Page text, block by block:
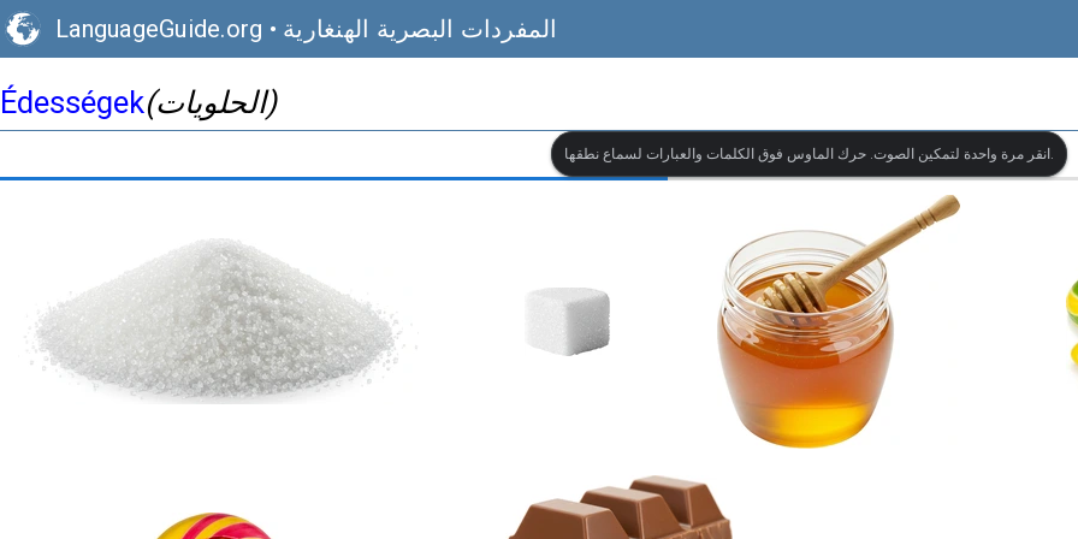
LanguageGuide.org • المفردات البصرية الهنغارية
Édességek (الحلويات)
انقر مرة واحدة لتمكين الصوت. حرك الماوس فوق الكلمات والعبارات لسماع نطقها.